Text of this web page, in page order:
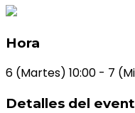
Hora
6 (Martes) 10:00 - 7
Detalles del